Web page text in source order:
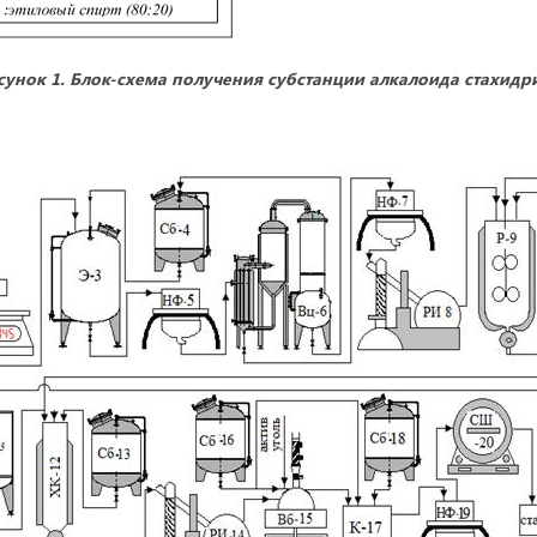
1. Блок-схема получения субстанции алкалоида